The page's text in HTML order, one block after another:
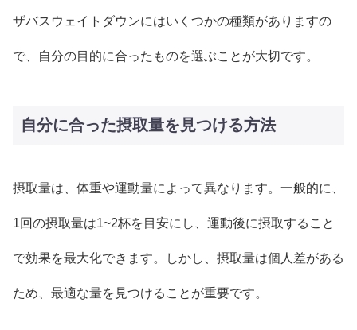
ザバスウェイトダウンにはいくつかの種類がありますの
で、自分の目的に合ったものを選ぶことが大切です。
自分に合った摂取量を見つける方法
摂取量は、体重や運動量によって異なります。一般的に、
1回の摂取量は1~2杯を目安にし、運動後に摂取すること
で効果を最大化できます。しかし、摂取量は個人差がある
ため、最適な量を見つけることが重要です。